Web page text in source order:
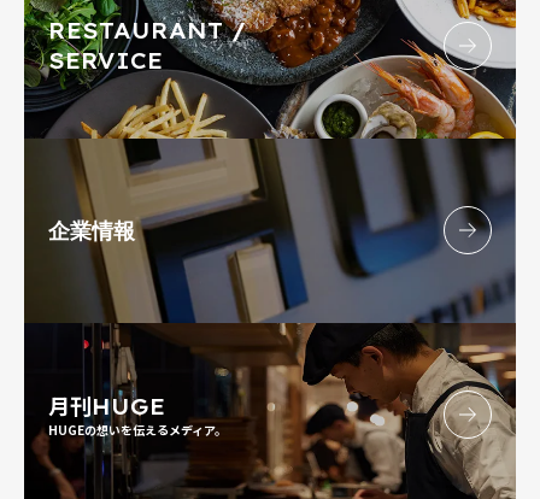
RESTAURANT /
SERVICE
企業情報
月刊HUGE
HUGEの想いを伝えるメディア。